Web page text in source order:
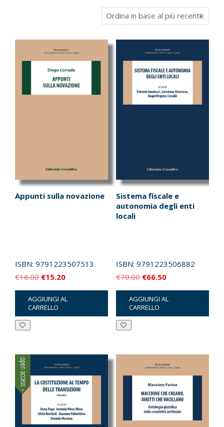
in
base
Appunti sulla novazione
ISBN: 9791223507513
€16.00 Il
prezzo
originale
era:
€15.20Il
prezzo
attuale
è:
AGGIUNGI AL
CARRELLO
Sistema fiscale e
autonomia degli enti
locali
ISBN: 9791223506882
€70.00 Il
prezzo
originale
era:
€66.50Il
prezzo
attuale
è:
AGGIUNGI AL
CARRELLO